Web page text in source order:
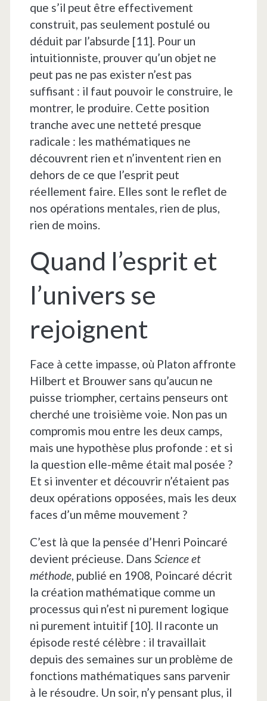
que s’il peut être effectivement
construit, pas seulement postulé ou
déduit par l’absurde [11]. Pour un
intuitionniste, prouver qu’un objet ne
peut pas ne pas exister n’est pas
suffisant : il faut pouvoir le construire, le
montrer, le produire. Cette position
tranche avec une netteté presque
radicale : les mathématiques ne
découvrent rien et n’inventent rien en
dehors de ce que l’esprit peut
réellement faire. Elles sont le reflet de
nos opérations mentales, rien de plus,
rien de moins.
Quand l’esprit et
l’univers se
rejoignent
Face à cette impasse, où Platon affronte
Hilbert et Brouwer sans qu’aucun ne
puisse triompher, certains penseurs ont
cherché une troisième voie. Non pas un
compromis mou entre les deux camps,
mais une hypothèse plus profonde : et si
la question elle-même était mal posée ?
Et si inventer et découvrir n’étaient pas
deux opérations opposées, mais les deux
faces d’un même mouvement ?
C’est là que la pensée d’Henri Poincaré
devient précieuse. Dans Science et
méthode, publié en 1908, Poincaré décrit
la création mathématique comme un
processus qui n’est ni purement logique
ni purement intuitif [10]. Il raconte un
épisode resté célèbre : il travaillait
depuis des semaines sur un problème de
fonctions mathématiques sans parvenir
à le résoudre. Un soir, n’y pensant plus, il